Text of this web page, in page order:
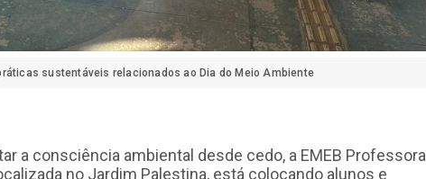
sustentáveis relacionados ao Dia do Meio Ambiente
a consciência ambiental desde cedo, a EMEB Professora
no Jardim Palestina, está colocando alunos e